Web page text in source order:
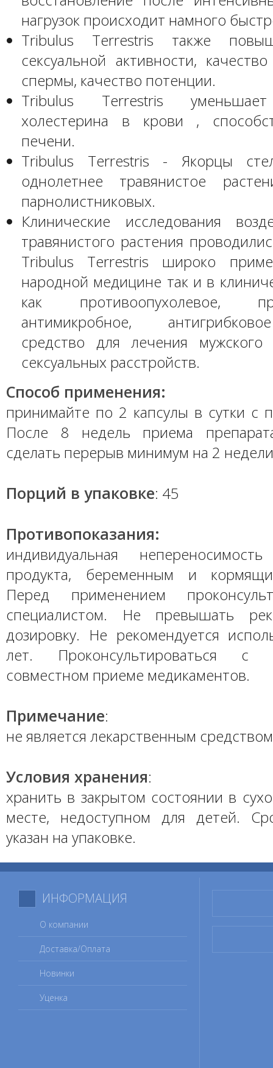
нагрузок происходит намного
Tribulus Terrestris также
сексуальной активности,
спермы, качество потенции.
Tribulus Terrestris
холестерина в крови ,
печени.
Tribulus Terrestris - Якорцы
однолетнее травянистое
парнолистниковых.
Клинические исследования
травянистого растения
Tribulus Terrestris широко
народной медицине так и в
как противоопухолевое,
антимикробное,
средство для лечения
сексуальных расстройств.
Способ применения:
принимайте по 2 капсулы в сутки с
После 8 недель приема
сделать перерыв минимум на 2
Порций в упаковке: 45
Противопоказания:
индивидуальная
продукта, беременным и
Перед применением
специалистом. Не превышать
дозировку. Не рекомендуется
лет. Проконсультироваться
совместном приеме медикаментов.
Примечание:
не является лекарственным
Условия хранения:
хранить в закрытом состоянии в
месте, недоступном для детей.
указан на упаковке.
ИНФОРМАЦИЯ
О компании
Доставка/Оплата
Новинки
Уценка